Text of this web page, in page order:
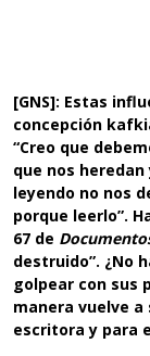
[GNS]: Estas
concepción
“Creo que
que nos
leyendo no nos
porque leerlo”.
67 de
destruido”. ¿No
golpear con sus
manera vuelve
escritora y para